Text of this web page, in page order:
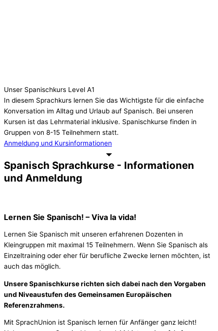
Unser Spanischkurs Level A1
In diesem Sprachkurs lernen Sie das Wichtigste für die einfache
Konversation im Alltag und Urlaub auf Spanisch. Bei unseren
Kursen ist das Lehrmaterial inklusive. Spanischkurse finden in
Gruppen von 8-15 Teilnehmern statt.
Anmeldung und Kursinformationen
Spanisch Sprachkurse - Informationen
und Anmeldung
Lernen Sie Spanisch! – Viva la vida!
Lernen Sie Spanisch mit unseren erfahrenen Dozenten in
Kleingruppen mit maximal 15 Teilnehmern. Wenn Sie Spanisch als
Einzeltraining oder eher für berufliche Zwecke lernen möchten, ist
auch das möglich.
Unsere Spanischkurse richten sich dabei nach den Vorgaben
und Niveaustufen des Gemeinsamen Europäischen
Referenzrahmens.
Mit SprachUnion ist Spanisch lernen für Anfänger ganz leicht!